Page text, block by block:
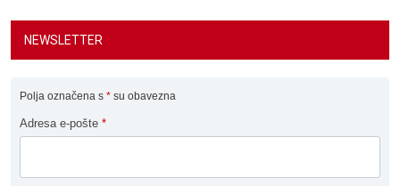
NEWSLETTER
Polja označena s * su obavezna
Adresa e-pošte *